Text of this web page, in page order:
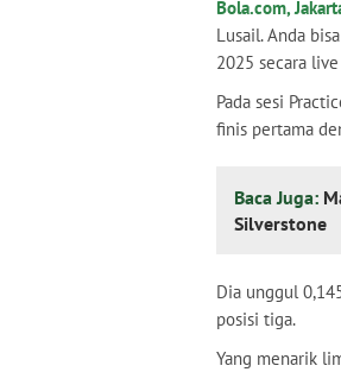
Bola.com,
Lusail. Anda
2025 secara
Pada sesi
finis pertama
Baca Juga:
Silverstone
Dia unggul
posisi tiga.
Yang menarik